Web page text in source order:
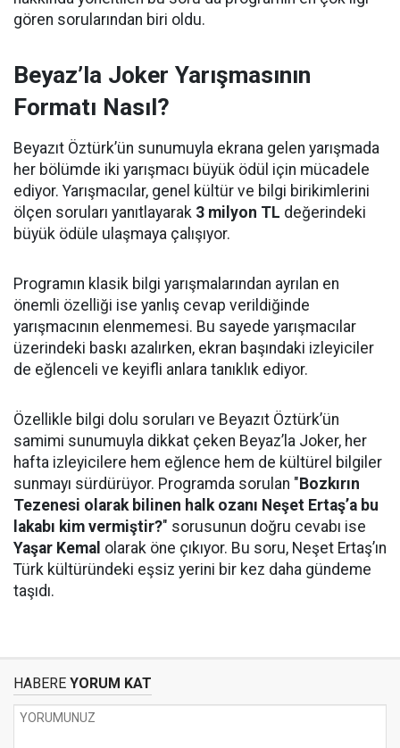
gören sorularından biri oldu.
Beyaz’la Joker Yarışmasının
Formatı Nasıl?
Beyazıt Öztürk’ün sunumuyla ekrana gelen yarışmada
her bölümde iki yarışmacı büyük ödül için mücadele
ediyor. Yarışmacılar, genel kültür ve bilgi birikimlerini
ölçen soruları yanıtlayarak 3 milyon TL değerindeki
büyük ödüle ulaşmaya çalışıyor.
Programın klasik bilgi yarışmalarından ayrılan en
önemli özelliği ise yanlış cevap verildiğinde
yarışmacının elenmemesi. Bu sayede yarışmacılar
üzerindeki baskı azalırken, ekran başındaki izleyiciler
de eğlenceli ve keyifli anlara tanıklık ediyor.
Özellikle bilgi dolu soruları ve Beyazıt Öztürk’ün
samimi sunumuyla dikkat çeken Beyaz’la Joker, her
hafta izleyicilere hem eğlence hem de kültürel bilgiler
sunmayı sürdürüyor. Programda sorulan " Bozkırın
Tezenesi olarak bilinen halk ozanı Neşet Ertaş’a bu
lakabı kim vermiştir?" sorusunun doğru cevabı ise
Yaşar Kemal olarak öne çıkıyor. Bu soru, Neşet Ertaş’ın
Türk kültüründeki eşsiz yerini bir kez daha gündeme
taşıdı.
HABERE YORUM KAT